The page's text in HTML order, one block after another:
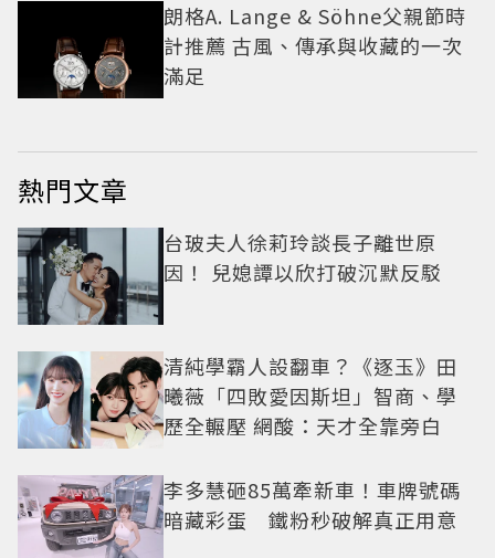
朗格A. Lange & Söhne父親節時
計推薦 古風、傳承與收藏的一次
滿足
熱門文章
台玻夫人徐莉玲談長子離世原
因！ 兒媳譚以欣打破沉默反駁
清純學霸人設翻車？《逐玉》田
曦薇「四敗愛因斯坦」智商、學
歷全輾壓 網酸：天才全靠旁白
李多慧砸85萬牽新車！車牌號碼
暗藏彩蛋 鐵粉秒破解真正用意